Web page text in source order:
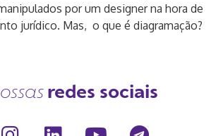
por um designer na hora de
jurídico. Mas, o que é diagramação?
redes sociais